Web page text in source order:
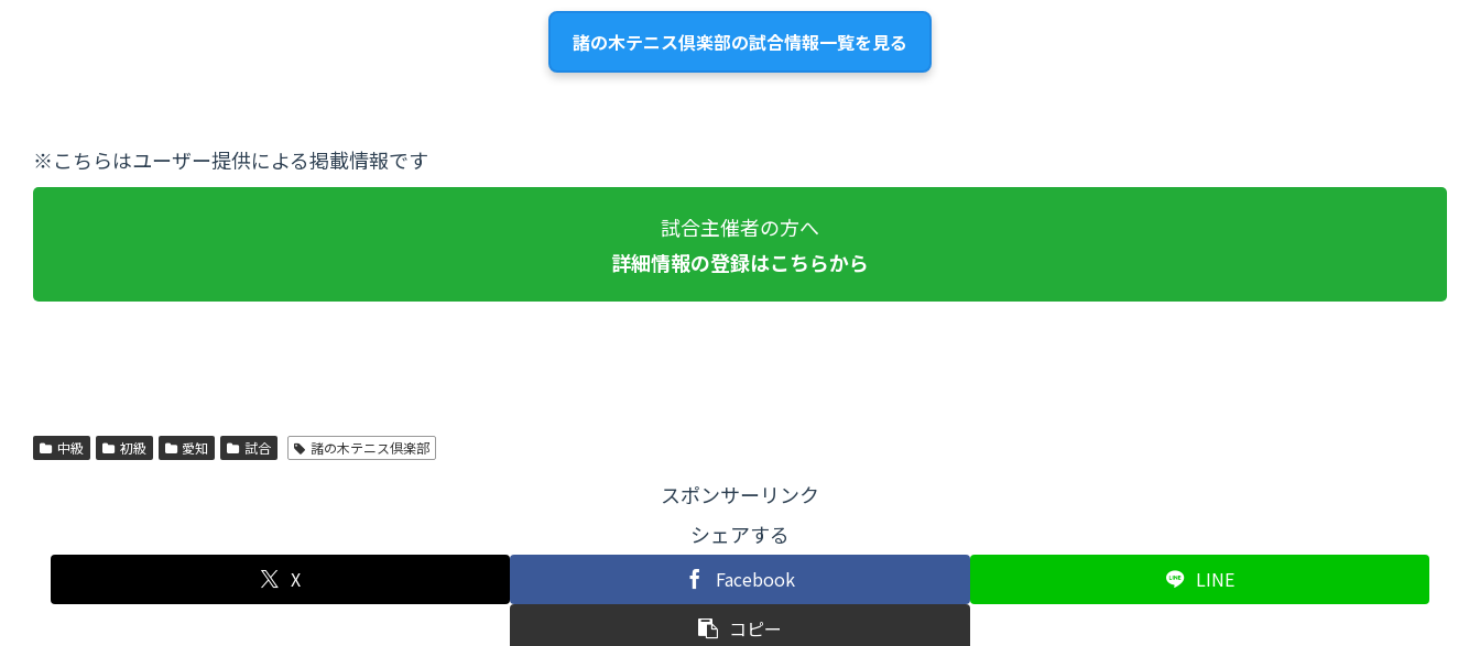
諸の木テニス倶楽部の試合情報一覧を見る
※こちらはユーザー提供による掲載情報です
試合主催者の方へ
詳細情報の登録はこちらから
中級 初級 愛知 試合 諸の木テニス倶楽部
スポンサーリンク
シェアする
X Facebook
LINE
コピー